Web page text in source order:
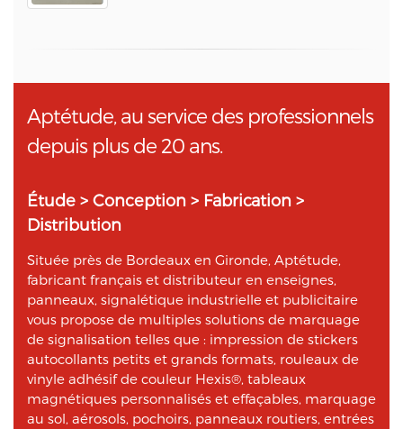
Aptétude, au service des professionnels
depuis plus de 20 ans.
Étude > Conception > Fabrication >
Distribution
Située près de Bordeaux en Gironde, Aptétude,
fabricant français et distributeur en enseignes,
panneaux, signalétique industrielle et publicitaire
vous propose de multiples solutions de marquage
de signalisation telles que : impression de stickers
autocollants petits et grands formats, rouleaux de
vinyle adhésif de couleur Hexis®, tableaux
magnétiques personnalisés et effaçables, marquage
au sol, aérosols, pochoirs, panneaux routiers, entrées